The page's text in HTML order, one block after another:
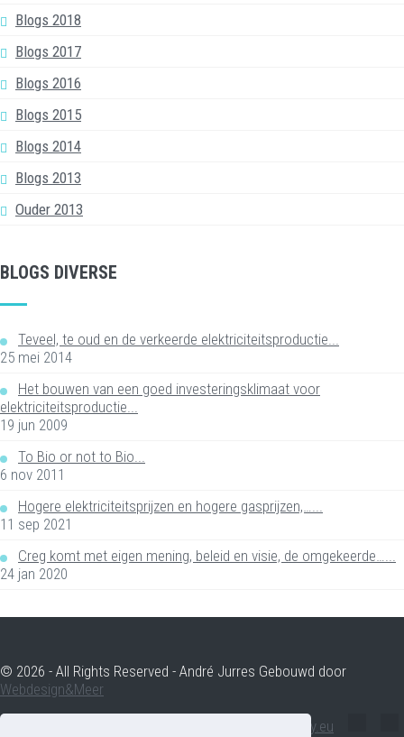
Blogs 2018
Blogs 2017
Blogs 2016
Blogs 2015
Blogs 2014
Blogs 2013
Ouder 2013
BLOGS DIVERSE
Teveel, te oud en de verkeerde elektriciteitsproductie...
25 mei 2014
Het bouwen van een goed investeringsklimaat voor
elektriciteitsproductie...
19 jun 2009
To Bio or not to Bio...
6 nov 2011
Hogere elektriciteitsprijzen en hogere gasprijzen,…...
11 sep 2021
Creg komt met eigen mening, beleid en visie, de omgekeerde…...
24 jan 2020
© 2026 - All Rights Reserved - André Jurres Gebouwd door
Webdesign&Meer
andre.jurres@voltenergy.eu